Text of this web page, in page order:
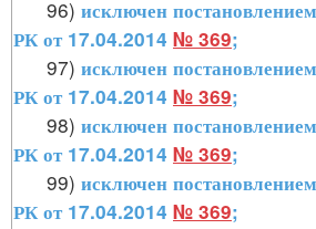
96) исключен
РК от 17.04.2014 № 369;
97) исключен
РК от 17.04.2014 № 369;
98) исключен
РК от 17.04.2014 № 369;
99) исключен
РК от 17.04.2014 № 369;